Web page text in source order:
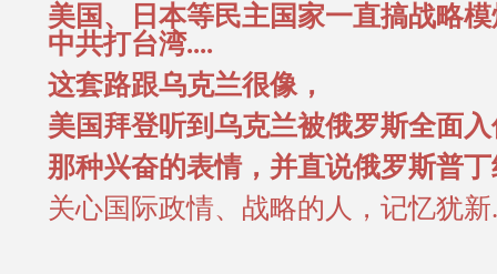
美国、日本等民主国家一直搞战略
中共打台湾....
这套路跟乌克兰很像，
美国拜登听到乌克兰被俄罗斯全面
那种兴奋的表情，并直说俄罗斯普
关心国际政情、战略的人，记忆犹新